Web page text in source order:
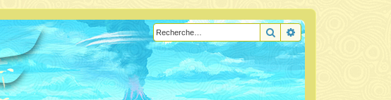
RechercherRecherche avancée